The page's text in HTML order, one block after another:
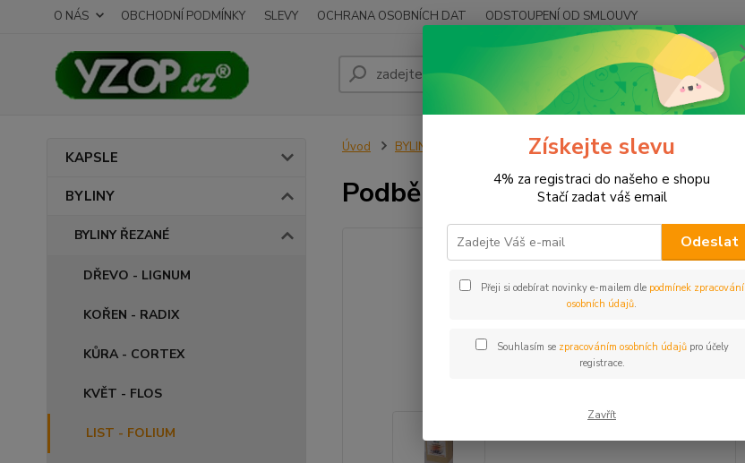
O NÁS OBCHODNÍ PODMÍNKY SLEVY OCHRANA OSOBNÍCH DAT ODSTOUPENÍ OD SMLOUVY
Hledat
KAPSLE
BYLINY
BYLINY ŘEZANÉ
DŘEVO - LIGNUM
KOŘEN - RADIX
KŮRA - CORTEX
KVĚT - FLOS
LIST - FOLIUM
Úvod BYLINY BYLINY ŘEZANÉ LIST - FOLIUM Podběl list
Podběl list
Získejte slevu
4% za registraci do našeho e shopu
Stačí zadat váš email
Odeslat
Přeji si odebírat novinky e-mailem dle podmínek zpracování
osobních údajů.
Souhlasím se zpracováním osobních údajůpro účely
registrace.
Zavřít